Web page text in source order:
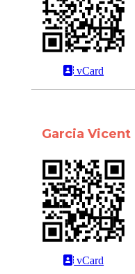
vCard
Garcia Vicent
vCard